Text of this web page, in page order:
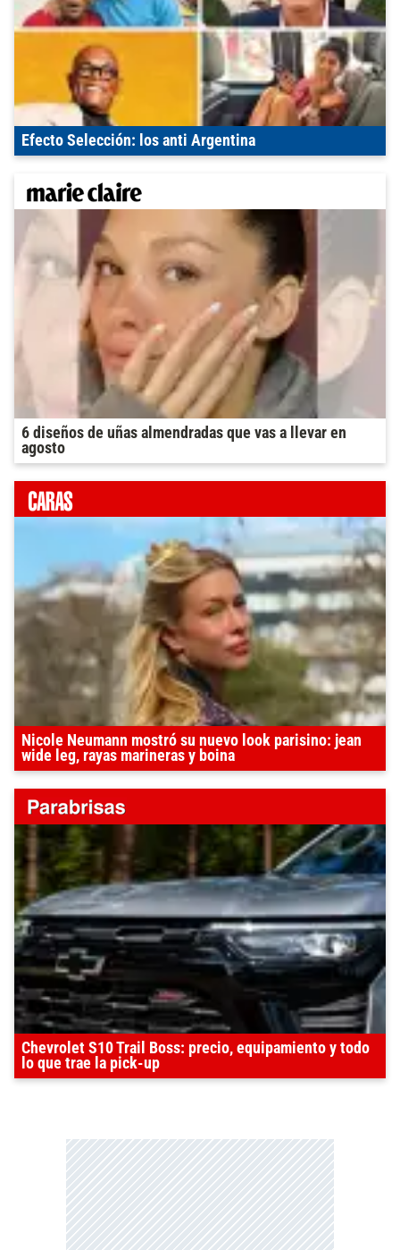
Efecto Selección: los anti Argentina
6 diseños de uñas almendradas que vas a llevar en
agosto
Nicole Neumann mostró su nuevo look parisino: jean
wide leg, rayas marineras y boina
Chevrolet S10 Trail Boss: precio, equipamiento y todo
lo que trae la pick-up